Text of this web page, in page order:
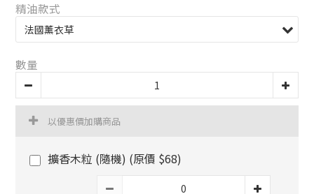
精油款式
數量
以優惠價加購商品
擴香木粒 (隨機) (原價 $68)